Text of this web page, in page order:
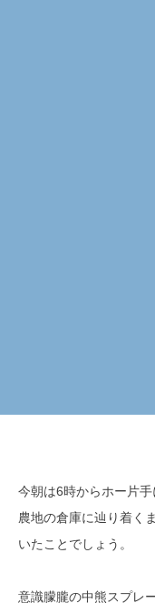
今朝は6時からホー片手
農地の倉庫に辿り着く
いたことでしょう。
意識朦朧の中熊スプレ